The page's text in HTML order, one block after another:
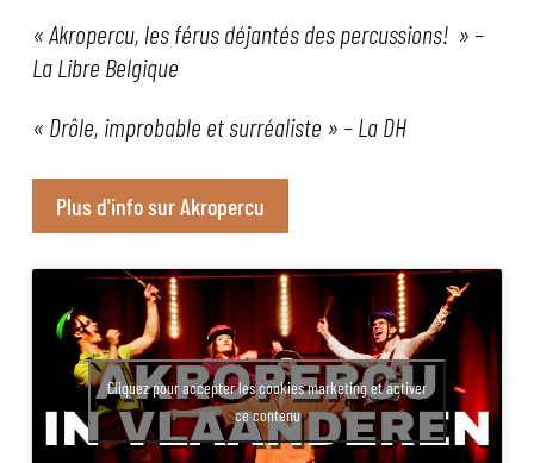
« Akropercu, les férus déjantés des percussions! » –
La Libre Belgique
« Drôle, improbable et surréaliste » – La DH
Plus d'info sur Akropercu
Cliquez pour accepter les cookies marketing et activer
ce contenu